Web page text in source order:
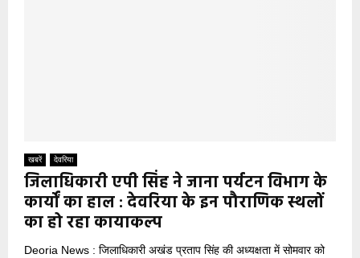
खबरें देवरिया
जिलाधिकारी एपी सिंह ने जाना पर्यटन विभाग के
कार्यों का हाल : देवरिया के इन पौराणिक स्थलों
का हो रहा कायाकल्प
Deoria News : जिलाधिकारी अखंड प्रताप सिंह की अध्यक्षता में सोमवार को